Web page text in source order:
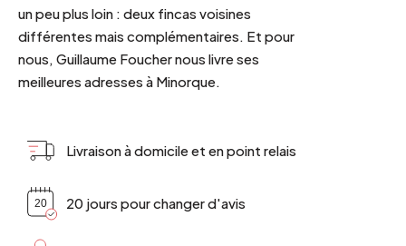
un peu plus loin : deux fincas voisines
différentes mais complémentaires. Et pour
nous, Guillaume Foucher nous livre ses
meilleures adresses à Minorque.
Livraison à domicile et en point relais
20 jours pour changer d'avis